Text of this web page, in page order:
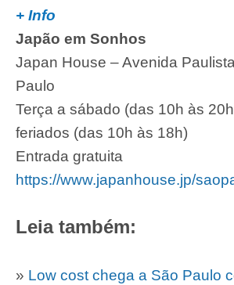
+ Info
Japão em Sonhos
Japan House – Avenida
Paulo
Terça a sábado (das 10h às
feriados (das 10h às 18h)
Entrada gratuita
https://www.japanhouse.jp/
Leia também:
» Low cost chega a São Paulo